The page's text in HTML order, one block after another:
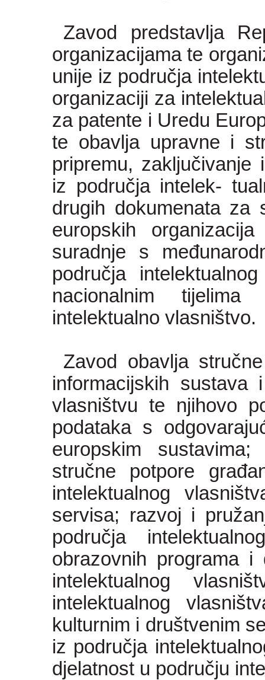
Zavod predstavlja
organizacijama te
unije iz područja
organizaciji za
za patente i Uredu
te obavlja upravne i
pripremu, zaključivanje
iz područja intelek-
drugih dokumenata za
europskih
suradnje s
područja
nacionalnim
intelektualno vlasništvo.
Zavod obavlja
informacijskih
vlasništvu te njihovo
podataka s
europskim
stručne potpore
intelektualnog
servisa; razvoj i
područja
obrazovnih programa
intelektualnog
intelektualnog
kulturnim i društvenim
iz područja
djelatnost u području